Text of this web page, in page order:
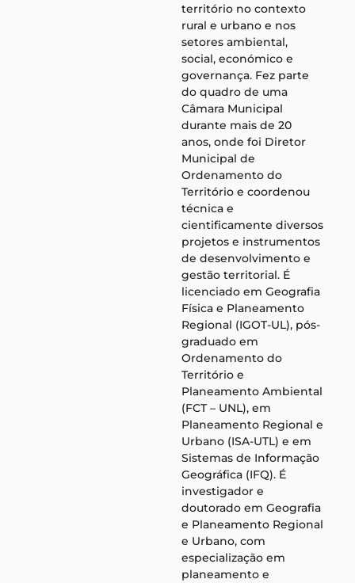
território no contexto
rural e urbano e nos
setores ambiental,
social, económico e
governança. Fez parte
do quadro de uma
Câmara Municipal
durante mais de 20
anos, onde foi Diretor
Municipal de
Ordenamento do
Território e coordenou
técnica e
cientificamente diversos
projetos e instrumentos
de desenvolvimento e
gestão territorial. É
licenciado em Geografia
Física e Planeamento
Regional (IGOT-UL), pós-
graduado em
Ordenamento do
Território e
Planeamento Ambiental
(FCT – UNL), em
Planeamento Regional e
Urbano (ISA-UTL) e em
Sistemas de Informação
Geográfica (IFQ). É
investigador e
doutorado em Geografia
e Planeamento Regional
e Urbano, com
especialização em
planeamento e